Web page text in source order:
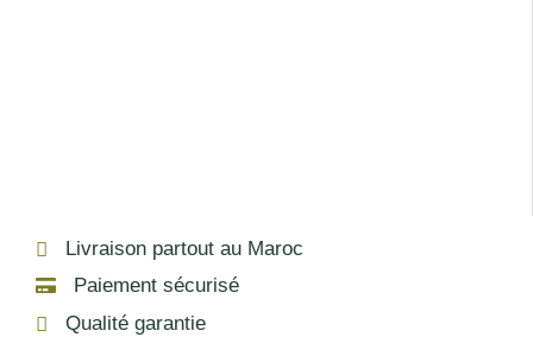
Livraison partout au Maroc
Paiement sécurisé
Qualité garantie